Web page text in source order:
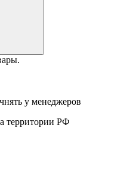
у менеджеров
территории РФ